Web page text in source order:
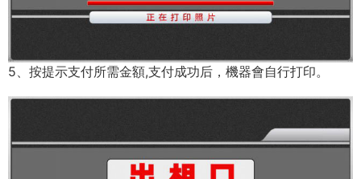
5、按提示支付所需金額,支付成功后，機器會自行打印。